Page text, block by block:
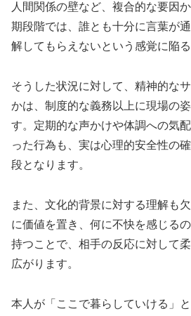
人間関係の壁など、複合的な要因
期段階では、誰とも十分に言葉が
解してもらえないという感覚に陥る
そうした状況に対して、精神的な
かは、制度的な義務以上に現場の
す。定期的な声かけや体調への気
った行為も、実は心理的安全性の
段となります。
また、文化的背景に対する理解も
に価値を置き、何に不快を感じる
持つことで、相手の反応に対して
広がります。
本人が「ここで暮らしていける」